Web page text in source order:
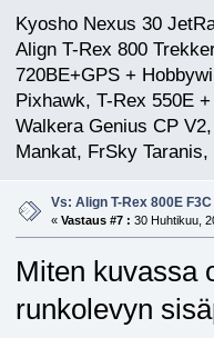
Kyosho Nexus 30
Align T-Rex 800
720BE+GPS +
Pixhawk, T-Rex 550E
Walkera Genius CP
Mankat, FrSky
Vs: Align T-Rex 800E F3C
« Vastaus #7 : 30 Huhtikuu,
Miten kuvassa
runkolevyn